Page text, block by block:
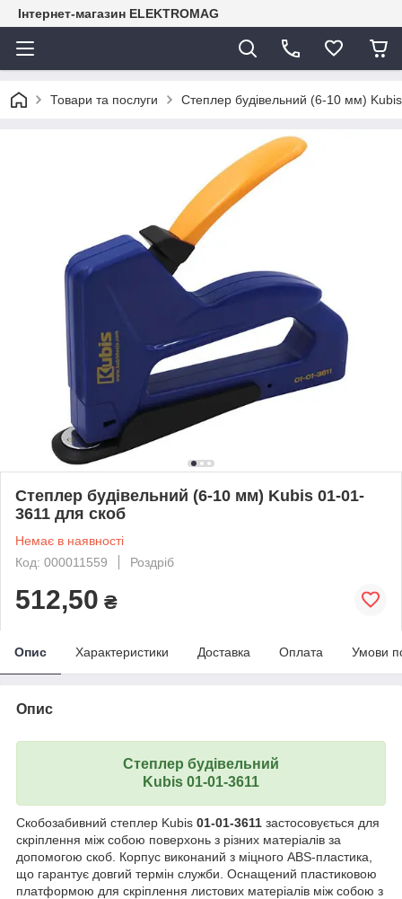
Інтернет-магазин ELEKTROMAG
Товари та послуги Степлер будівельний (6-10 мм)
Степлер будівельний (6-10 мм) Kubis 01-01-
3611 для скоб
Немає в наявності
Код: 000011559
Роздріб
512,50 ₴
Опис Характеристики Доставка Оплата Умови
Опис
Степлер будівельний
Kubis 01-01-3611
Скобозабивний степлер Kubis 01-01-3611 застосовується для
скріплення між собою поверхонь з різних матеріалів за
допомогою скоб. Корпус виконаний з міцного АBS-пластика,
що гарантує довгий термін служби. Оснащений пластиковою
платформою для скріплення листових матеріалів між собою з